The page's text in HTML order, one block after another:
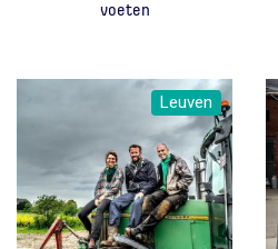
voeten
Leuven